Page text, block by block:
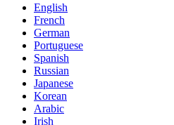
English
French
German
Portuguese
Spanish
Russian
Japanese
Korean
Arabic
Irish